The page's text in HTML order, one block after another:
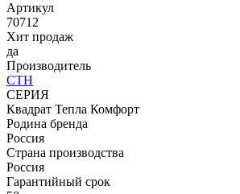
Артикул
70712
Хит продаж
да
Производитель
СТН
СЕРИЯ
Квадрат Тепла Комфорт
Родина бренда
Россия
Страна производства
Россия
Гарантийный срок